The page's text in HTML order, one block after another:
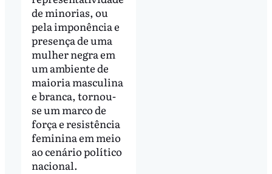
de minorias, ou
pela imponência e
presença de uma
mulher negra em
um ambiente de
maioria masculina
e branca, tornou-
se um marco de
força e resistência
feminina em meio
ao cenário político
nacional.